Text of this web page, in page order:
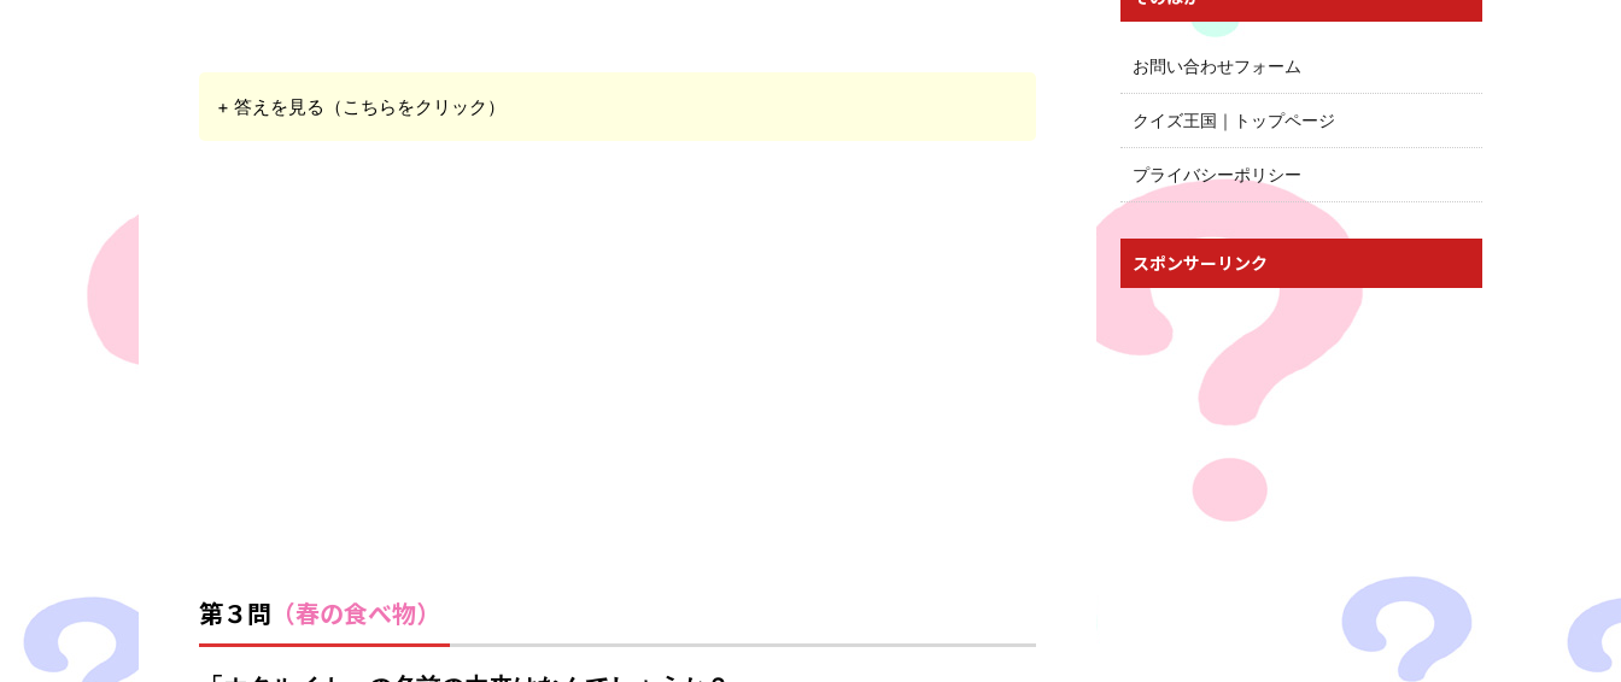
+ 答えを見る（こちらをクリック）
第３問 （春の食べ物）
お問い合わせフォーム
クイズ王国｜トップページ
プライバシーポリシー
スポンサーリンク